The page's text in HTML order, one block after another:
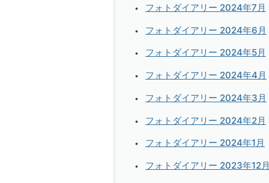
フォトダイアリー 2024年7月
フォトダイアリー 2024年6月
フォトダイアリー 2024年5月
フォトダイアリー 2024年4月
フォトダイアリー 2024年3月
フォトダイアリー 2024年2月
フォトダイアリー 2024年1月
フォトダイアリー 2023年12